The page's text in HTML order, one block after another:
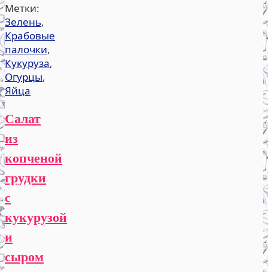
Метки:
Зелень,
Крабовые
палочки,
Кукуруза,
Огурцы,
Яйца
Салат
из
копченой
грудки
с
кукурузой
и
сыром